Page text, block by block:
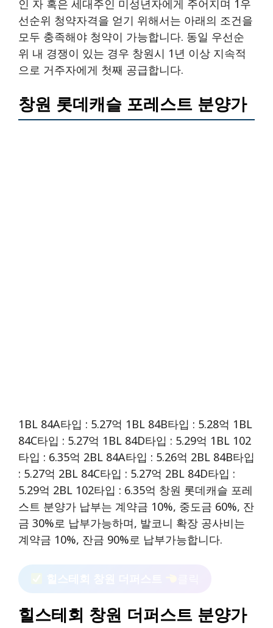
인 자 혹은 세대주인 미성년자에게 주어지며 1우
선순위 청약자격을 얻기 위해서는 아래의 조건을
모두 충족해야 청약이 가능합니다. 동일 우선순
위 내 경쟁이 있는 경우 창원시 1년 이상 지속적
으로 거주자에게 첫째 공급합니다.
창원 롯데캐슬 포레스트 분양가
1BL 84A타입 : 5.27억 1BL 84B타입 : 5.28억 1BL
84C타입 : 5.27억 1BL 84D타입 : 5.29억 1BL 102
타입 : 6.35억 2BL 84A타입 : 5.26억 2BL 84B타입
: 5.27억 2BL 84C타입 : 5.27억 2BL 84D타입 :
5.29억 2BL 102타입 : 6.35억 창원 롯데캐슬 포레
스트 분양가 납부는 계약금 10%, 중도금 60%, 잔
금 30%로 납부가능하며, 발코니 확장 공사비는
계약금 10%, 잔금 90%로 납부가능합니다.
힐스테회 창원 더퍼스트 분양가